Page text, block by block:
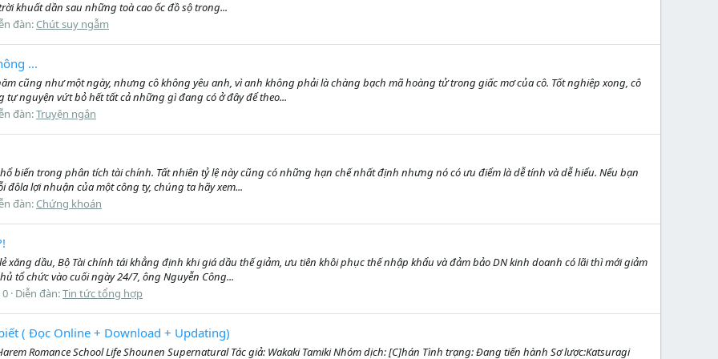
khuất dần sau những toà cao ốc đồ sộ trong...
đàn:Chút suy ngẫm
...
cũng như một ngày, nhưng cô không yêu anh, vì anh không phải là chàng bạch mã hoàng tử trong giấc mơ của cô. Tốt nghiệp xong, cô
nguyện vứt bỏ hết tất cả những gì đang có ở đây để theo...
đàn:Truyện ngắn
biến trong phân tích tài chính. Tất nhiên tỷ lệ này cũng có những hạn chế nhất định nhưng nó có ưu điểm là dễ tính và dễ hiểu. Nếu bạn
lợi nhuận của một công ty, chúng ta hãy xem...
đàn:Chứng khoán
xăng dầu, Bộ Tài chính tái khẳng định khi giá dầu thế giảm, ưu tiên khôi phục thế nhập khẩu và đảm bảo DN kinh doanh có lãi thì mới giảm
tổ chức vào cuối ngày 24/7, ông Nguyễn Công...
0 Diễn đàn:Tin tức tổng hợp
( Đọc Online + Download + Updating)
Romance School Life Shounen Supernatural Tác giả: Wakaki Tamiki Nhóm dịch: [C]hán Tình trạng: Đang tiến hành Sơ lược:Katsuragi